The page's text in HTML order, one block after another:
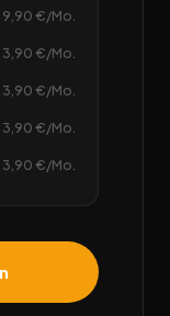
9,90 €/Mo.
3,90 €/Mo.
3,90 €/Mo.
3,90 €/Mo.
3,90 €/Mo.